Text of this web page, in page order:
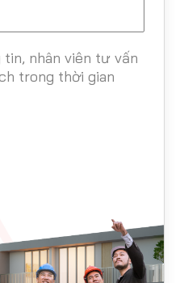
tin, nhân viên tư vấn
trong thời gian